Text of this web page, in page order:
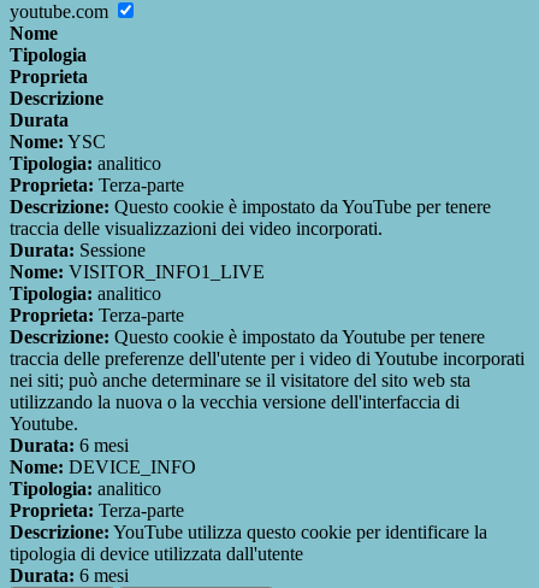
youtube.com
Nome
Tipologia
Proprieta
Descrizione
Durata
Nome: YSC
Tipologia: analitico
Proprieta: Terza-parte
Descrizione: Questo cookie è impostato da YouTube per tenere
traccia delle visualizzazioni dei video incorporati.
Durata: Sessione
Nome: VISITOR_INFO1_LIVE
Tipologia: analitico
Proprieta: Terza-parte
Descrizione: Questo cookie è impostato da Youtube per tenere
traccia delle preferenze dell'utente per i video di Youtube incorporati
nei siti; può anche determinare se il visitatore del sito web sta
utilizzando la nuova o la vecchia versione dell'interfaccia di
Youtube.
Durata: 6 mesi
Nome: DEVICE_INFO
Tipologia: analitico
Proprieta: Terza-parte
Descrizione: YouTube utilizza questo cookie per identificare la
tipologia di device utilizzata dall'utente
Durata: 6 mesi